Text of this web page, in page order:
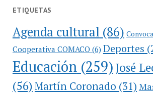
ETIQUETAS
Agenda cultural (86)
Cooperativa COMACO(6) Deportes
Educación(259)José
(56)Martín Coronado (31)